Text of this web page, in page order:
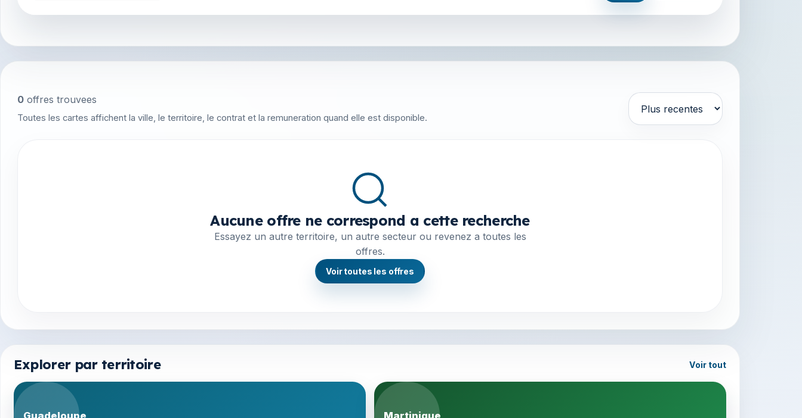
0 offres trouvees
Toutes les cartes affichent la ville, le territoire, le contrat et la remuneration quand elle est disponible.
Trier par
Aucune offre ne correspond a cette recherche
Essayez un autre territoire, un autre secteur ou revenez a toutes les
offres.
Voir toutes les offres
Explorer par territoire Voir tout